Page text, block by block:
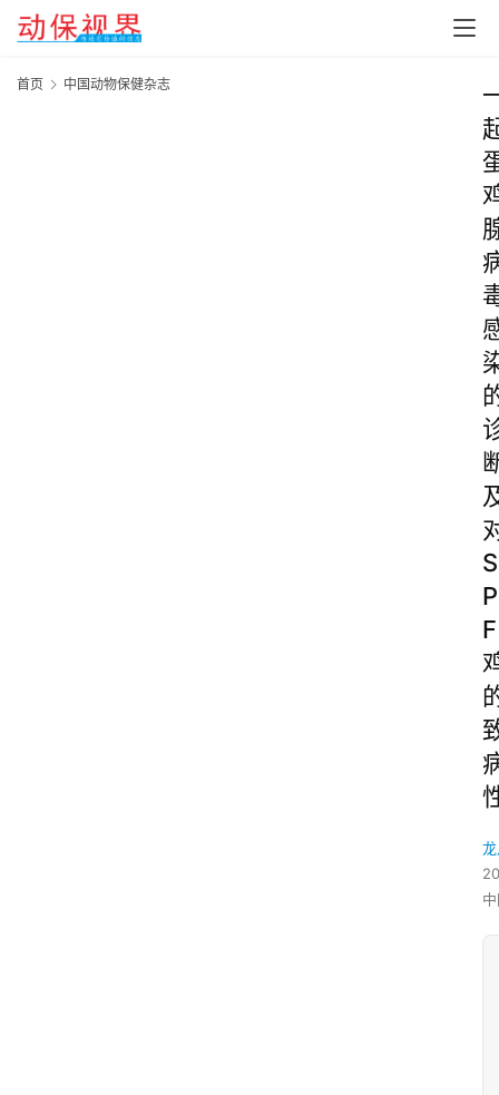
首页 中国动物保健杂志
S
P
F